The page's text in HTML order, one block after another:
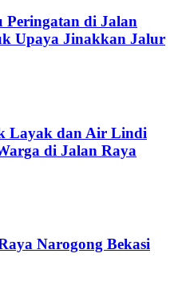
Peringatan di Jalan
Upaya Jinakkan Jalur
Layak dan Air Lindi
di Jalan Raya
Narogong Bekasi